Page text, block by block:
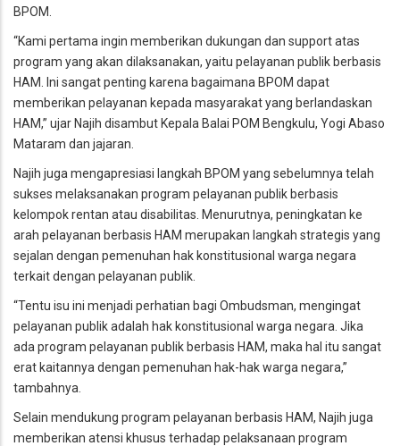
BPOM.
“Kami pertama ingin memberikan dukungan dan support atas
program yang akan dilaksanakan, yaitu pelayanan publik berbasis
HAM. Ini sangat penting karena bagaimana BPOM dapat
memberikan pelayanan kepada masyarakat yang berlandaskan
HAM,” ujar Najih disambut Kepala Balai POM Bengkulu, Yogi Abaso
Mataram dan jajaran.
Najih juga mengapresiasi langkah BPOM yang sebelumnya telah
sukses melaksanakan program pelayanan publik berbasis
kelompok rentan atau disabilitas. Menurutnya, peningkatan ke
arah pelayanan berbasis HAM merupakan langkah strategis yang
sejalan dengan pemenuhan hak konstitusional warga negara
terkait dengan pelayanan publik.
“Tentu isu ini menjadi perhatian bagi Ombudsman, mengingat
pelayanan publik adalah hak konstitusional warga negara. Jika
ada program pelayanan publik berbasis HAM, maka hal itu sangat
erat kaitannya dengan pemenuhan hak-hak warga negara,”
tambahnya.
Selain mendukung program pelayanan berbasis HAM, Najih juga
memberikan atensi khusus terhadap pelaksanaan program